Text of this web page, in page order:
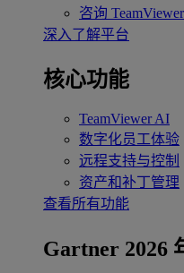
咨询
深入了解平台
核心功能
TeamViewer AI
数字化员工体验
远程支持与控制
资产和补丁管理
查看所有功能
Gartner 2026